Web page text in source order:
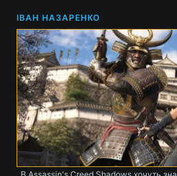
ІВАН НАЗАРЕНКО